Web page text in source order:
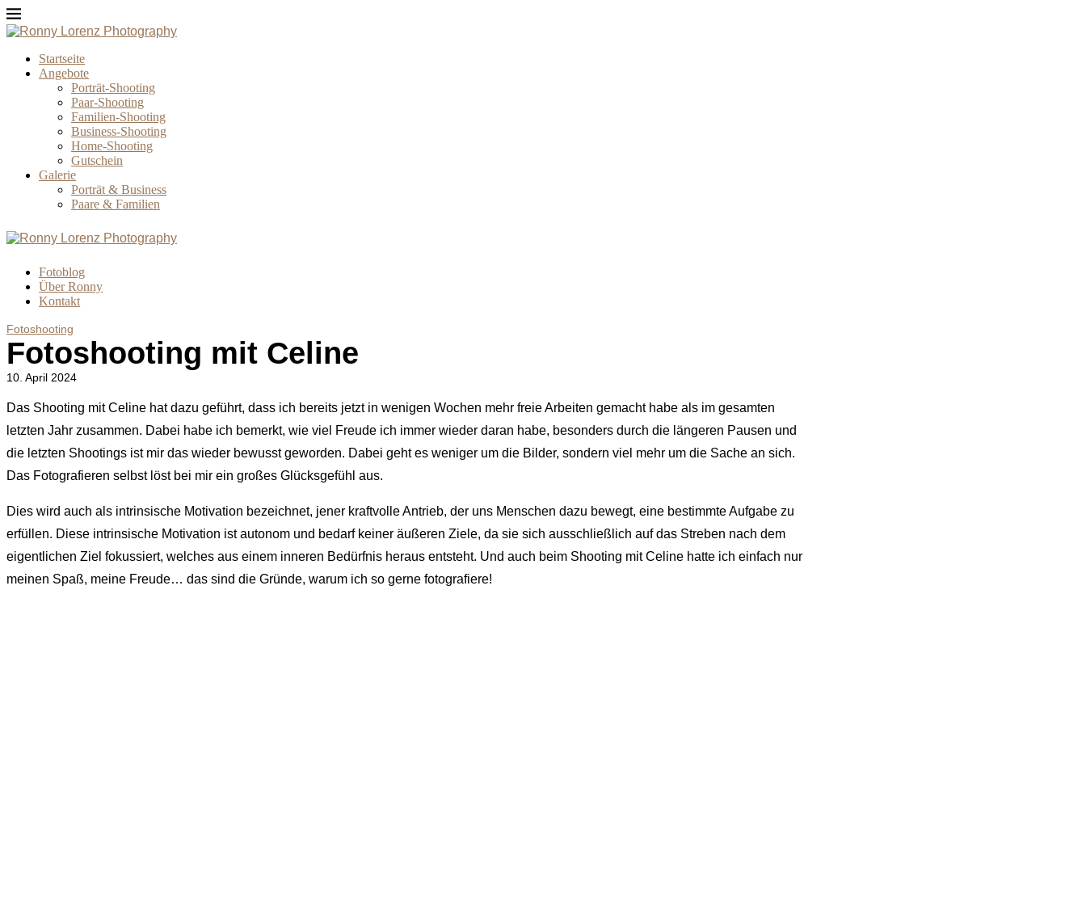
Startseite
Angebote
Porträt-Shooting
Paar-Shooting
Familien-Shooting
Business-Shooting
Home-Shooting
Gutschein
Galerie
Porträt & Business
Paare & Familien
Fotoblog
Über Ronny
Kontakt
Fotoshooting
Fotoshooting mit Celine
10. April 2024
Das Shooting mit Celine hat dazu geführt, dass ich bereits jetzt in wenigen Wochen mehr freie Arbeiten gemacht habe als im gesamten
letzten Jahr zusammen. Dabei habe ich bemerkt, wie viel Freude ich immer wieder daran habe, besonders durch die längeren Pausen und
die letzten Shootings ist mir das wieder bewusst geworden. Dabei geht es weniger um die Bilder, sondern viel mehr um die Sache an sich.
Das Fotografieren selbst löst bei mir ein großes Glücksgefühl aus.
Dies wird auch als intrinsische Motivation bezeichnet, jener kraftvolle Antrieb, der uns Menschen dazu bewegt, eine bestimmte Aufgabe zu
erfüllen. Diese intrinsische Motivation ist autonom und bedarf keiner äußeren Ziele, da sie sich ausschließlich auf das Streben nach dem
eigentlichen Ziel fokussiert, welches aus einem inneren Bedürfnis heraus entsteht. Und auch beim Shooting mit Celine hatte ich einfach nur
meinen Spaß, meine Freude… das sind die Gründe, warum ich so gerne fotografiere!